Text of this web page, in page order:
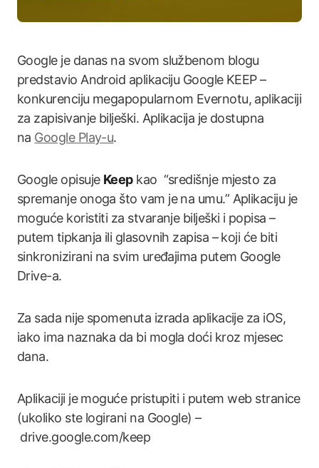
Google je danas na svom službenom blogu
predstavio Android aplikaciju Google KEEP –
konkurenciju megapopularnom Evernotu, aplikaciji
za zapisivanje bilješki. Aplikacija je dostupna
na Google Play-u.
Google opisuje Keepkao “središnje mjesto za
spremanje onoga što vam je na umu.” Aplikaciju je
moguće koristiti za stvaranje bilješki i popisa –
putem tipkanja ili glasovnih zapisa – koji će biti
sinkronizirani na svim uređajima putem Google
Drive-a.
Za sada nije spomenuta izrada aplikacije za iOS,
iako ima naznaka da bi mogla doći kroz mjesec
dana.
Aplikaciji je moguće pristupiti i putem web stranice
(ukoliko ste logirani na Google) –
drive.google.com/keep